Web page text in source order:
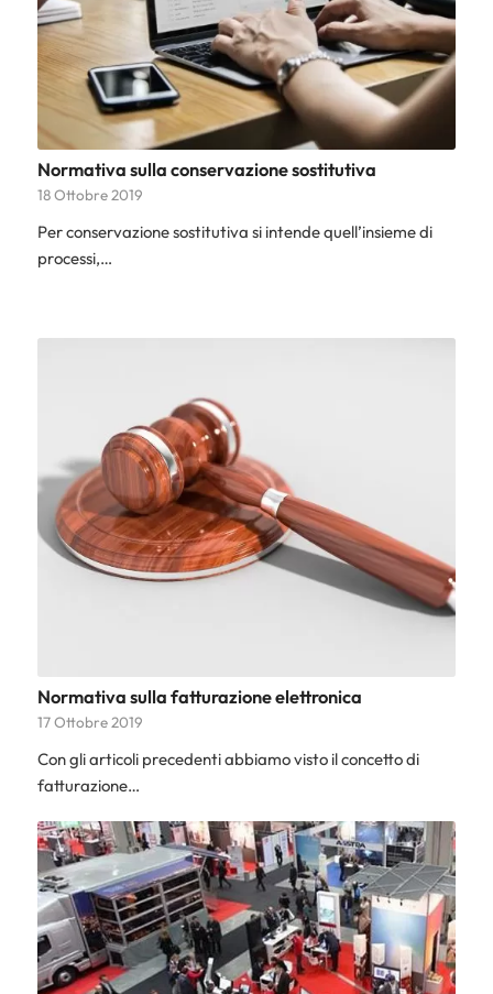
Normativa sulla conservazione sostitutiva
18 Ottobre 2019
Per conservazione sostitutiva si intende quell’insieme di
processi,…
Normativa sulla fatturazione elettronica
17 Ottobre 2019
Con gli articoli precedenti abbiamo visto il concetto di
fatturazione…